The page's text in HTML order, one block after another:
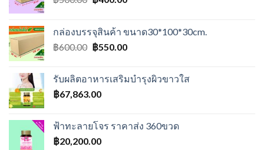
฿500.00.฿400.00.
กล่องบรรจุสินค้า ขนาด30*100*30cm.
฿600.00 Original
฿600.00.
฿550.00Current
฿550.00.
รับผลิตอาหารเสริมบำรุงผิวขาวใส
฿67,863.00
ฟ้าทะลายโจร ราคาส่ง 360ขวด
฿20,200.00